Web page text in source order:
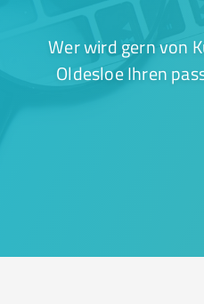
Wer wird gern von
Oldesloe Ihren